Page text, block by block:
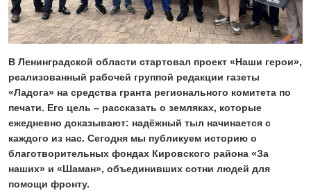
24 ИЮЛЯ 2026
ОБЩЕСТВО
Спрашивали? Отвечаем!
04 АВГУСТА 2026
В Ленинградской области стартовал проект «Наши герои»,
реализованный рабочей группой редакции газеты
«Ладога» на средства гранта регионального комитета по
печати. Его цель – рассказать о земляках, которые
ежедневно доказывают: надёжный тыл начинается с
каждого из нас. Сегодня мы публикуем историю о
благотворительных фондах Кировского района «За
наших» и «Шаман», объединивших сотни людей для
помощи фронту.